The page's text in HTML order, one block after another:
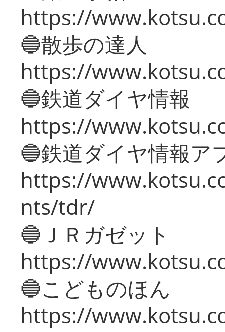
https://
🔵散歩の達人
https://
🔵鉄道ダイヤ情報
https://
🔵鉄道ダイヤ情報ア
https://
nts/tdr/
🔵ＪＲガゼット
https://
🔵こどものほん
https://